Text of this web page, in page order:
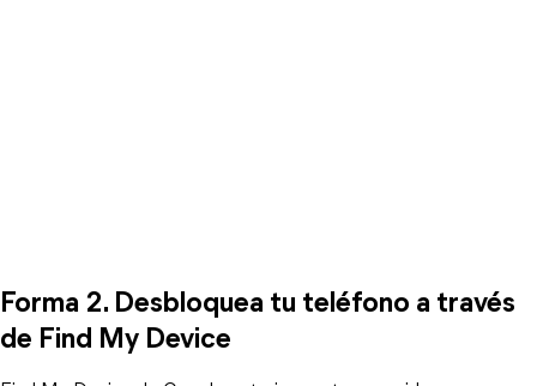
Forma 2. Desbloquea tu teléfono a través
de Find My Device